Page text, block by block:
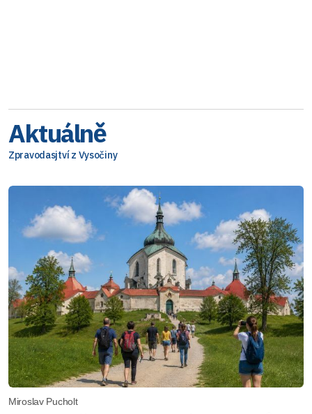
Aktuálně
Zpravodasjtví z Vysočiny
Miroslav Pucholt